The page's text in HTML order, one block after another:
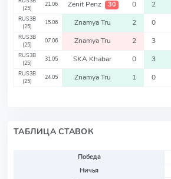
(25)
21.06 Zenit Penz 30 0 2
RUS3B
(25)
15.06 Znamya Tru 2 0
RUS3B
(25)
07.06 Znamya Tru 2 3
RUS3B
(25)
31.05 SKA Khabar 0 3
RUS3B
(25)
24.05 Znamya Tru 1 0
ТАБЛИЦА СТАВОК
Победа
Ничья